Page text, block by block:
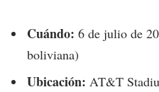
Cuándo: 6 de julio de
boliviana)
Ubicación: AT&T